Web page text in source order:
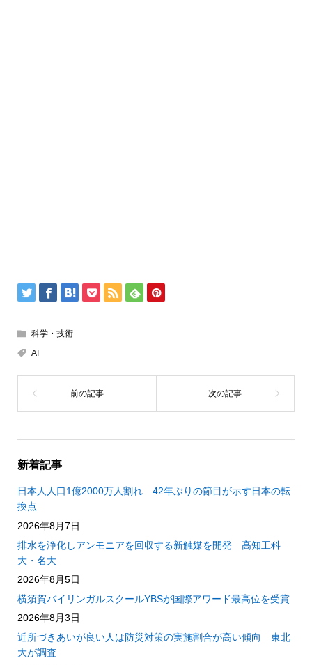
科学・技術
AI
新着記事
日本人人口1億2000万人割れ 42年ぶりの節目が示す日本の転
換点
2026年8月7日
排水を浄化しアンモニアを回収する新触媒を開発 高知工科
大・名大
2026年8月5日
横須賀バイリンガルスクールYBSが国際アワード最高位を受賞
2026年8月3日
近所づきあいが良い人は防災対策の実施割合が高い傾向 東北
大が調査